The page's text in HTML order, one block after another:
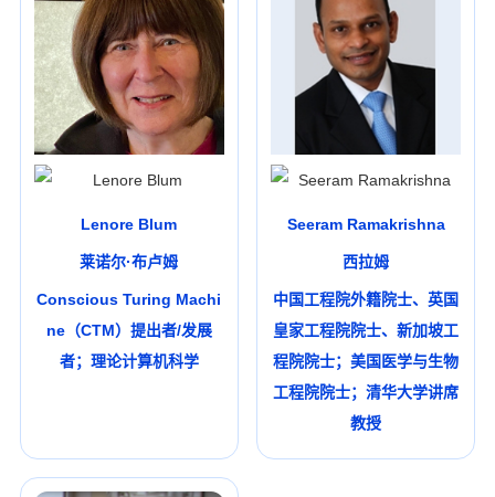
Lenore Blum
莱诺尔·布卢姆
Conscious Turing Machi
ne（CTM）提出者/发展
者；理论计算机科学
Seeram Ramakrishna
西拉姆
中国工程院外籍院士、英国
皇家工程院院士、新加坡工
程院院士；美国医学与生物
工程院院士；清华大学讲席
教授